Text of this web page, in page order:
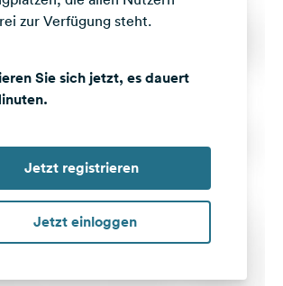
zur Verfügung steht.
Sie sich jetzt, es dauert
Jetzt registrieren
Jetzt einloggen